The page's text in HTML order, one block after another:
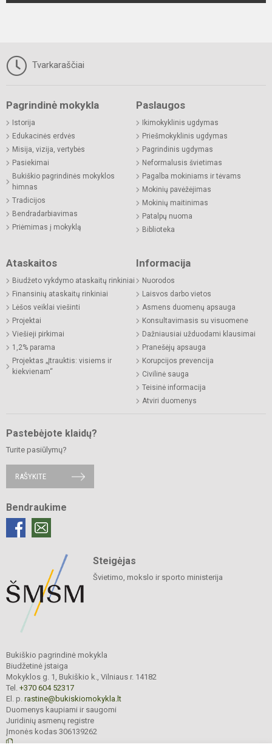
Tvarkaraščiai
Pagrindinė mokykla
Istorija
Edukacinės erdvės
Misija, vizija, vertybės
Pasiekimai
Bukiškio pagrindinės mokyklos
himnas
Tradicijos
Bendradarbiavimas
Priėmimas į mokyklą
Paslaugos
Ikimokyklinis ugdymas
Priešmokyklinis ugdymas
Pagrindinis ugdymas
Neformalusis švietimas
Pagalba mokiniams ir tėvams
Mokinių pavėžėjimas
Mokinių maitinimas
Patalpų nuoma
Biblioteka
Ataskaitos
Biudžeto vykdymo ataskaitų rinkiniai
Finansinių ataskaitų rinkiniai
Lėšos veiklai viešinti
Projektai
Viešieji pirkimai
1,2% parama
Projektas „Įtrauktis: visiems ir
kiekvienam“
Informacija
Nuorodos
Laisvos darbo vietos
Asmens duomenų apsauga
Konsultavimasis su visuomene
Dažniausiai užduodami klausimai
Pranešėjų apsauga
Korupcijos prevencija
Civilinė sauga
Teisinė informacija
Atviri duomenys
Pastebėjote klaidų?
Turite pasiūlymų?
RAŠYKITE
Bendraukime
Steigėjas
Švietimo, mokslo ir sporto ministerija
Bukiškio pagrindinė mokykla
Biudžetinė įstaiga
Mokyklos g. 1, Bukiškio k., Vilniaus r. 14182
Tel. +370 604 52317
El. p. rastine@bukiskiomokykla.lt
Duomenys kaupiami ir saugomi
Juridinių asmenų registre
Įmonės kodas 306139262